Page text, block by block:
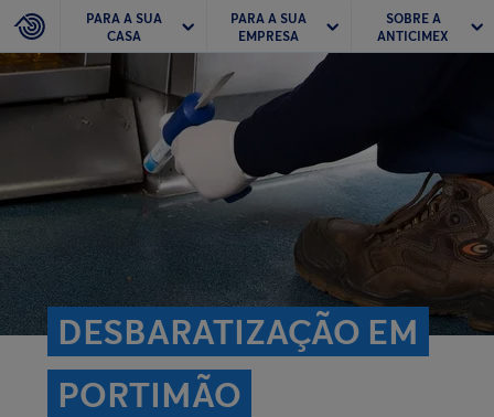
PARA A SUA
CASA
PARA A SUA
EMPRESA
SOBRE A
ANTICIMEX
DESBARATIZAÇÃO EM
PORTIMÃO